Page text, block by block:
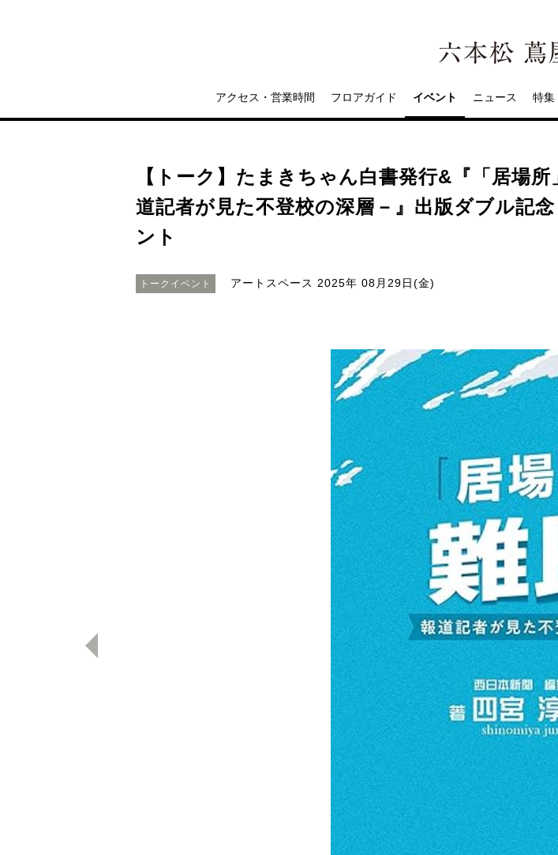
アクセス・営業時間 フロアガイド イベント ニュース 特集
【トーク】たまきちゃん白書発行&『「居場所
道記者が見た不登校の深層－』出版ダブル記
ント
トークイベント アートスペース 2025年 08月29日(金)